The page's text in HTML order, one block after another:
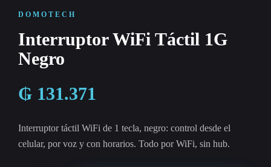
DOMOTECH
Interruptor WiFi Táctil 1G
Negro
₲ 131.371
Interruptor táctil WiFi de 1 tecla, negro: control desde el
celular, por voz y con horarios. Todo por WiFi, sin hub.